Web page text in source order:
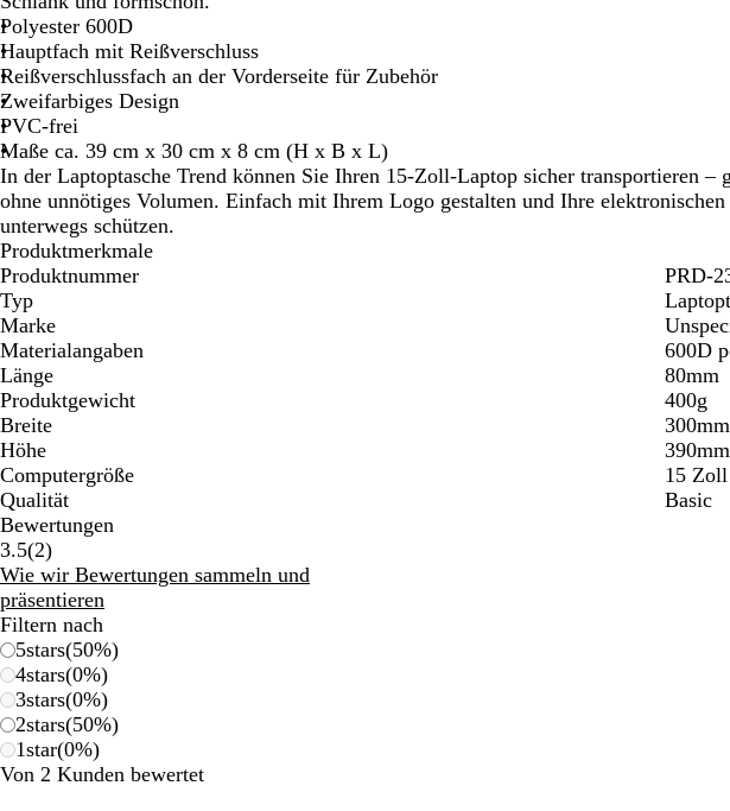
Schwenken.
Polyester 600D
Hauptfach mit Reißverschluss
Reißverschlussfach an der Vorderseite für Zubehör
Zweifarbiges Design
PVC-frei
Maße ca. 39 cm x 30 cm x 8 cm (H x B x L)
In der Laptoptasche Trend können Sie Ihren 15-Zoll-Laptop sicher transportieren –
ohne unnötiges Volumen. Einfach mit Ihrem Logo gestalten und Ihre elektronischen
unterwegs schützen.
Produktmerkmale
Produktnummer
PRD-
Typ
Marke
Materialangaben
600D
Länge
80mm
Produktgewicht
400g
Breite
300mm
Höhe
390mm
Computergröße
15 Zoll
Qualität
Basic
Bewertungen
3.5(22
Bewertungen
)
Wie wir Bewertungen sammeln und
präsentieren
Filtern nach
5stars(50%)
4stars(0%)
3stars(0%)
2stars(50%)
1star(0%)
Von 2 Kunden bewertet